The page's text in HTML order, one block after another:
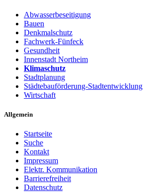
Abwasserbeseitigung
Bauen
Denkmalschutz
Fachwerk-Fünfeck
Gesundheit
Innenstadt Northeim
Klimaschutz
Stadtplanung
Städtebauförderung-Stadtentwicklung
Wirtschaft
Allgemein
Startseite
Suche
Kontakt
Impressum
Elektr. Kommunikation
Barrierefreiheit
Datenschutz